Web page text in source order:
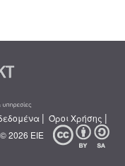
| Όροι Χρήσης |
2026 ΕΙΕ